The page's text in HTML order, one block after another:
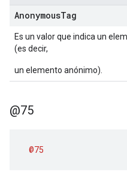
AnonymousTag
Es un valor que indica un
(es decir,
un elemento anónimo).
@75
@75